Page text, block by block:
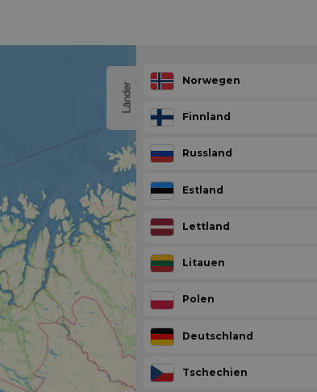
Länder
Norwegen
Finnland
Russland
Estland
Lettland
Litauen
Polen
Deutschland
Tschechien